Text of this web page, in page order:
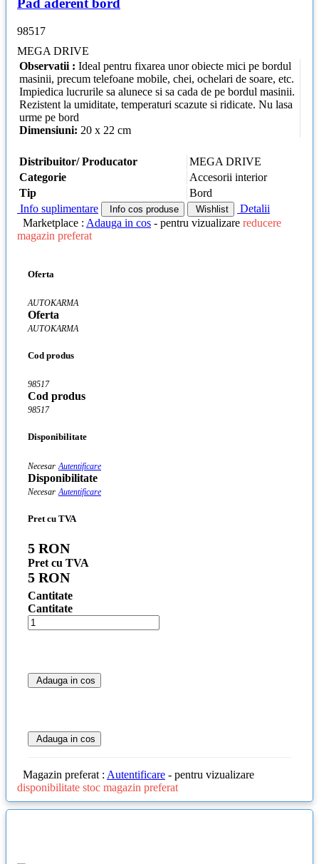
Pad aderent bord
98517
MEGA DRIVE
Observatii : Ideal pentru fixarea unor obiecte mici pe bordul
masinii, precum telefoane mobile, chei, ochelari de soare, etc.
Impiedica lucrurile sa alunece si sa cada de pe bordul masinii.
Rezistent la umiditate, temperaturi scazute si ridicate. Nu lasa
urme pe bord
Dimensiuni: 20 x 22 cm
Distribuitor/ Producator
MEGA DRIVE
Categorie
Accesorii interior
Tip
Bord
Info suplimentare
Info cos produse Wishlist
Detalii
Marketplace : Adauga in cos - pentru vizualizare reducere
magazin preferat
Oferta
AUTOKARMA
Oferta
AUTOKARMA
Cod produs
98517
Cod produs
98517
Disponibilitate
Necesar Autentificare
Disponibilitate
Necesar Autentificare
Pret cu TVA
5 RON
Pret cu TVA
5 RON
Cantitate
Cantitate
Adauga in cos
Adauga in cos
Magazin preferat : Autentificare - pentru vizualizare
disponibilitate stoc magazin preferat